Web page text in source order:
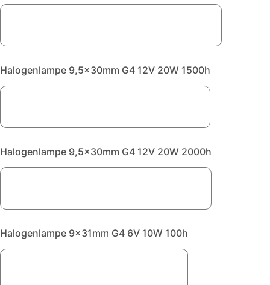
Halogenlampe 9,5x30mm G4 12V 20W 1500h
Halogenlampe 9,5x30mm G4 12V 20W 2000h
Halogenlampe 9x31mm G4 6V 10W 100h